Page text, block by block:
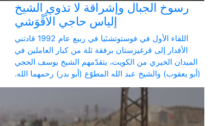
رسوخ الجبال وإشراقة لا تذوي الشيخ
إلياس حاجي الأَقْوَشي
اللقاء الأول في فوستوتشنَيا في ربيع عام 1992 قادتني
الأقدار إلى قرغيزستان برفقة ثلة من كبار العاملين في
الميدان الخيري من الكويت، يتقدّمهم الشيخ يوسف الحجي
(أبو يعقوب) والشيخ عبد الله المطوّع (أبو بدر) رحمهما الله.